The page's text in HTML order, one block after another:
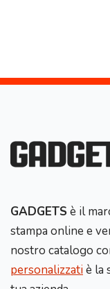
GADGETS è il
stampa online e
nostro catalogo
personalizzatiè la